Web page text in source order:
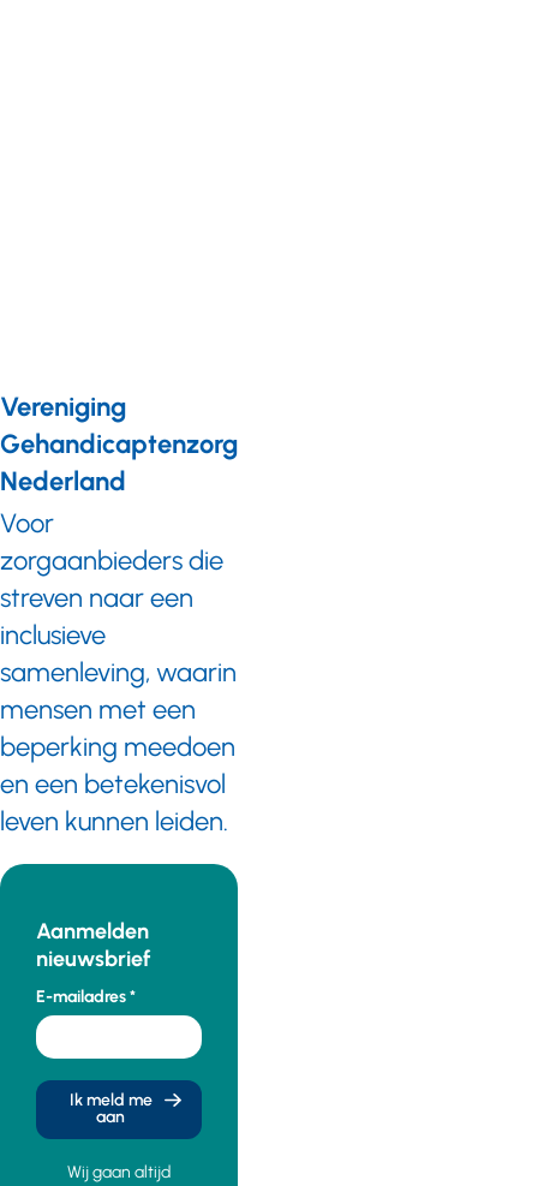
Vereniging
Gehandicaptenzorg
Nederland
Voor
zorgaanbieders die
streven naar een
inclusieve
samenleving, waarin
mensen met een
beperking meedoen
en een betekenisvol
leven kunnen leiden.
Aanmelden
nieuwsbrief
E-mailadres
Ik meld me
aan
Wij gaan altijd